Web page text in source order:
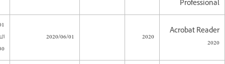
Professional
Acrobat Reader
2020
2020
2020/06/01